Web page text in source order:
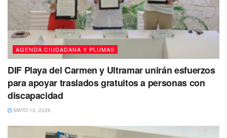
social, obra y servicios públicos, no por nada es el corazón
de la Riviera Maya.
AGENDA CIUDADANA Y PLUMAS
DIF Playa del Carmen y Ultramar unirán esfuerzos
para apoyar traslados gratuitos a personas con
discapacidad
MAYO 13, 2026